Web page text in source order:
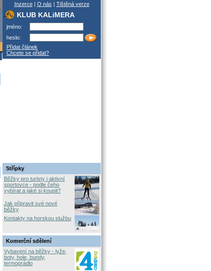
Inzerce| O nás | Tištěná verze
KLUB KALiMERA
jméno:
heslo:
Přidat článek
Chcete se přidat?
Střípky
Běžky pro turisty i aktivní
sportovce - podle čeho
vybírat a jaké si koupit?
Jak připravit své nové
běžky
Kontakty na horskou službu
Komerční sdělení
Vybavení na běžky - lyže,
boty, hole, bundy,
termoprádlo